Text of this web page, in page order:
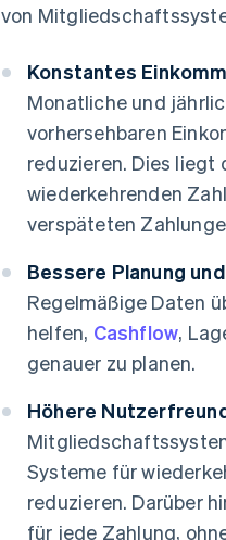
von
Konstantes
Monatliche und
vorhersehbaren
reduzieren. Dies
wiederkehrenden
verspäteten
Bessere Planung
Regelmäßige Daten
helfen, Cashflow,
genauer zu planen.
Höhere
Systeme für
reduzieren. Darüber
für jede Zahlung,